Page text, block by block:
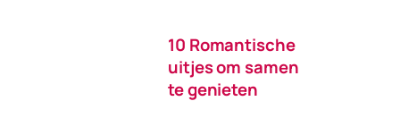
10 Romantische
uitjes om samen
te genieten